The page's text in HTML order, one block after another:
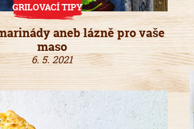
GRILOVACÍ TIPY
aneb lázně pro vaše
maso
6. 5. 2021